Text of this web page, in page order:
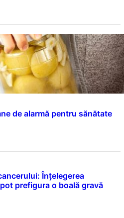
de alarmă pentru sănătate
Înțelegerea
prefigura o boală gravă